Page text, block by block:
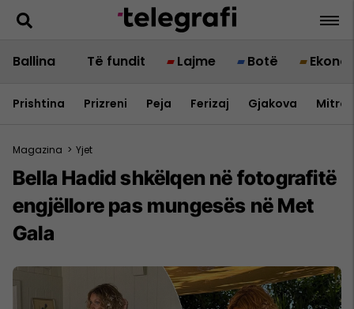
Ballina Të fundit Lajme Botë
Prishtina Prizreni Peja Ferizaj Gjakova
Magazina > Yjet
Bella Hadid shkëlqen në fotografitë
engjëllore pas mungesës në Met
Gala